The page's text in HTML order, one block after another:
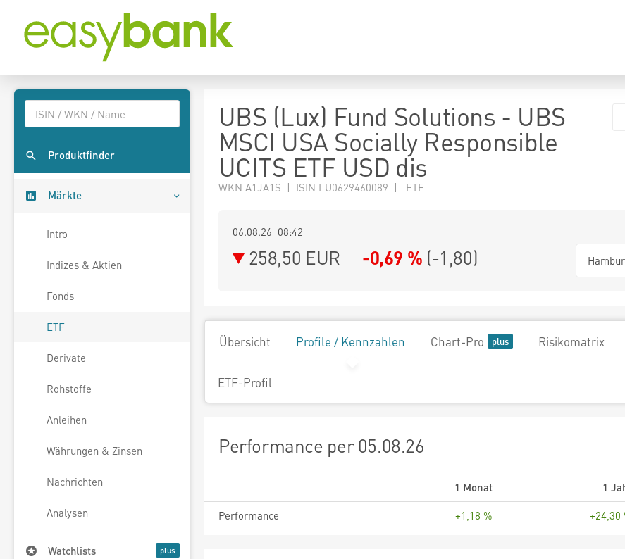
Produktfinder
Märkte
Intro
Indizes & Aktien
Fonds
ETF
Derivate
Rohstoffe
Anleihen
Währungen & Zinsen
Nachrichten
Analysen
Watchlists
UBS (Lux) Fund Solutions - UBS
MSCI USA Socially Responsible
UCITS ETF USD dis
WKN A1JA1S | ISIN LU0629460089 | ETF
06.08.26 08:42
258,50 EUR -0,69 % (-1,80)
Übersicht Profile / Kennzahlen Chart-Pro Risikomatrix
ETF-Profil
Performance per 05.08.26
1 Monat 1
Performance
+1,18 % +24,30